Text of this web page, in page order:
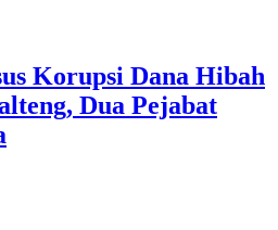
Korupsi Dana Hibah
Dua Pejabat